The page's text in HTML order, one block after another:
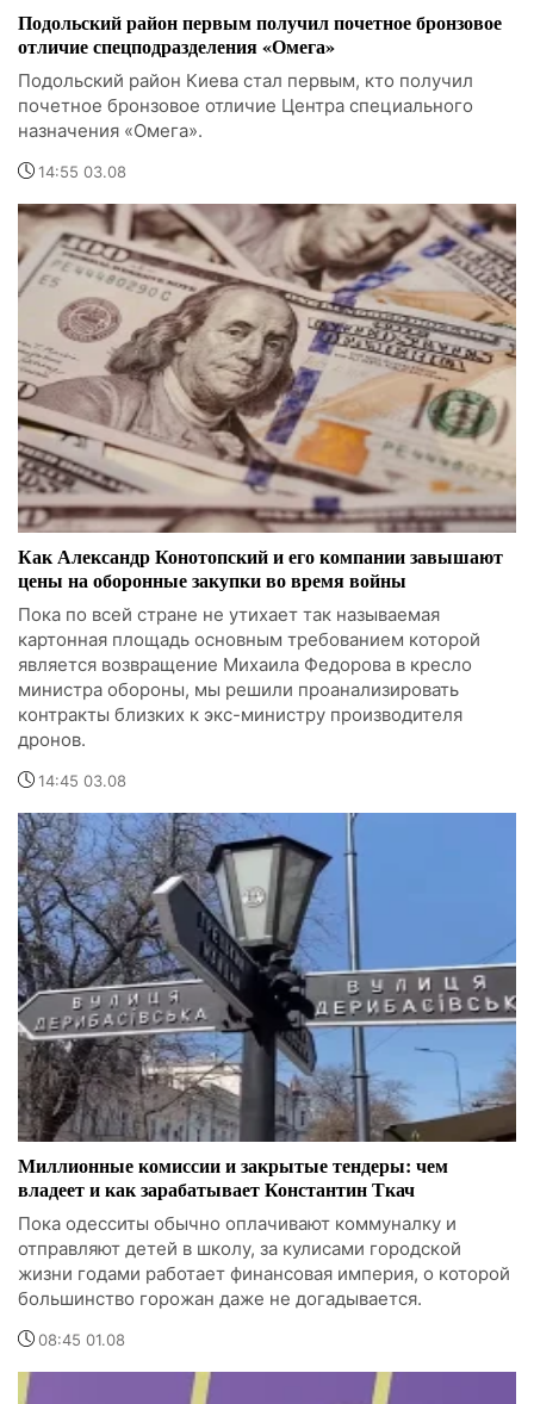
Подольский район первым получил почетное бронзовое
отличие спецподразделения «Омега»
Подольский район Киева стал первым, кто получил
почетное бронзовое отличие Центра специального
назначения «Омега».
14:55 03.08
Как Александр Конотопский и его компании завышают
цены на оборонные закупки во время войны
Пока по всей стране не утихает так называемая
картонная площадь основным требованием которой
является возвращение Михаила Федорова в кресло
министра обороны, мы решили проанализировать
контракты близких к экс-министру производителя
дронов.
14:45 03.08
Миллионные комиссии и закрытые тендеры: чем
владеет и как зарабатывает Константин Ткач
Пока одесситы обычно оплачивают коммуналку и
отправляют детей в школу, за кулисами городской
жизни годами работает финансовая империя, о которой
большинство горожан даже не догадывается.
08:45 01.08